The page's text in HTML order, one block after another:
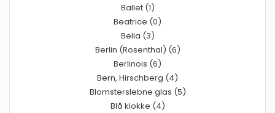
Ballet (1)
Beatrice (0)
Bella (3)
Berlin (Rosenthal) (6)
Berlinois (6)
Bern, Hirschberg (4)
Blomsterslebne glas (5)
Blå klokke (4)